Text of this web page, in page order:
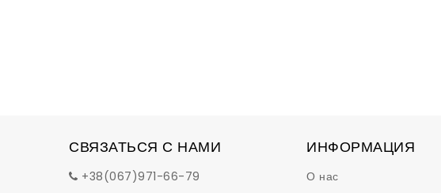
СВЯЗАТЬСЯ С НАМИ
+38(067)971-66-79
ИНФОРМАЦИЯ
О нас